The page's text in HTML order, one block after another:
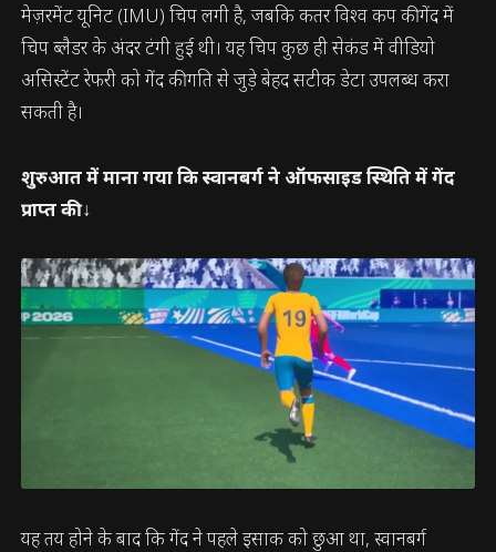
मेज़रमेंट यूनिट (IMU) चिप लगी है, जबकि कतर विश्व कप की गेंद में
चिप ब्लैडर के अंदर टंगी हुई थी। यह चिप कुछ ही सेकंड में वीडियो
असिस्टेंट रेफरी को गेंद की गति से जुड़े बेहद सटीक डेटा उपलब्ध करा
सकती है।
शुरुआत में माना गया कि स्वानबर्ग ने ऑफसाइड स्थिति में गेंद
प्राप्त की↓
यह तय होने के बाद कि गेंद ने पहले इसाक को छुआ था, स्वानबर्ग